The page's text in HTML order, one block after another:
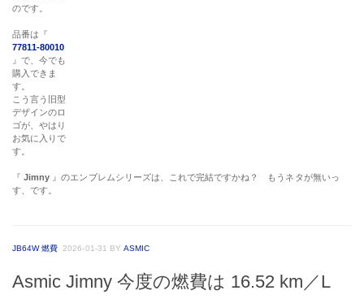
のです。
品番は『
77811-80010
』で、今でも
購入できま
す。
こう言う旧型
デザインのロ
ゴが、やはり
お気に入りで
す。
『Jimny 』のエンブレムシリーズは、これで完結ですかね？ もうネタが無いっ
す、です。
JB64W 燃費 2026-01-31 BY ASMIC
Asmic Jimny 今度の燃費は 16.52 km／L